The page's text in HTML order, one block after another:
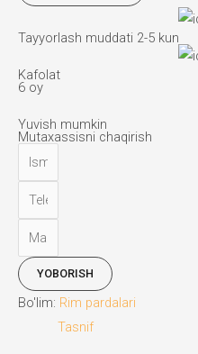
Tayyorlash muddati 2-5 kun
Kafolat
6 oy
Yuvish mumkin
Mutaxassisni chaqirish
YOBORISH
Bo'lim: Rim pardalari
Tasnif